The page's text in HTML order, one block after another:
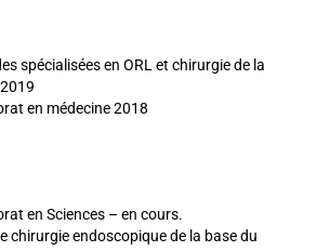
spécialisées en ORL et chirurgie de la
en médecine 2018
en Sciences – en cours.
chirurgie endoscopique de la base du